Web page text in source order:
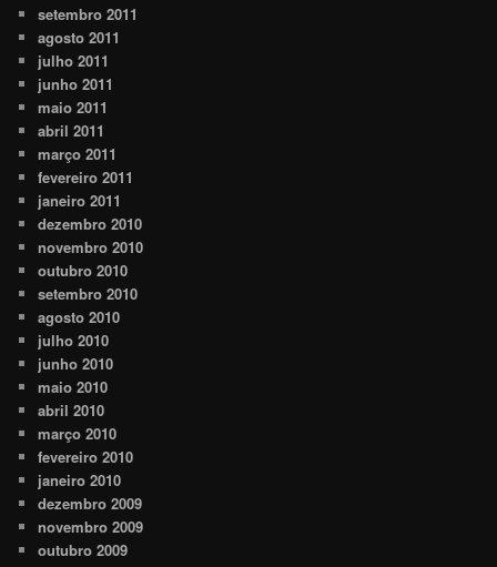
setembro 2011
agosto 2011
julho 2011
junho 2011
maio 2011
abril 2011
março 2011
fevereiro 2011
janeiro 2011
dezembro 2010
novembro 2010
outubro 2010
setembro 2010
agosto 2010
julho 2010
junho 2010
maio 2010
abril 2010
março 2010
fevereiro 2010
janeiro 2010
dezembro 2009
novembro 2009
outubro 2009